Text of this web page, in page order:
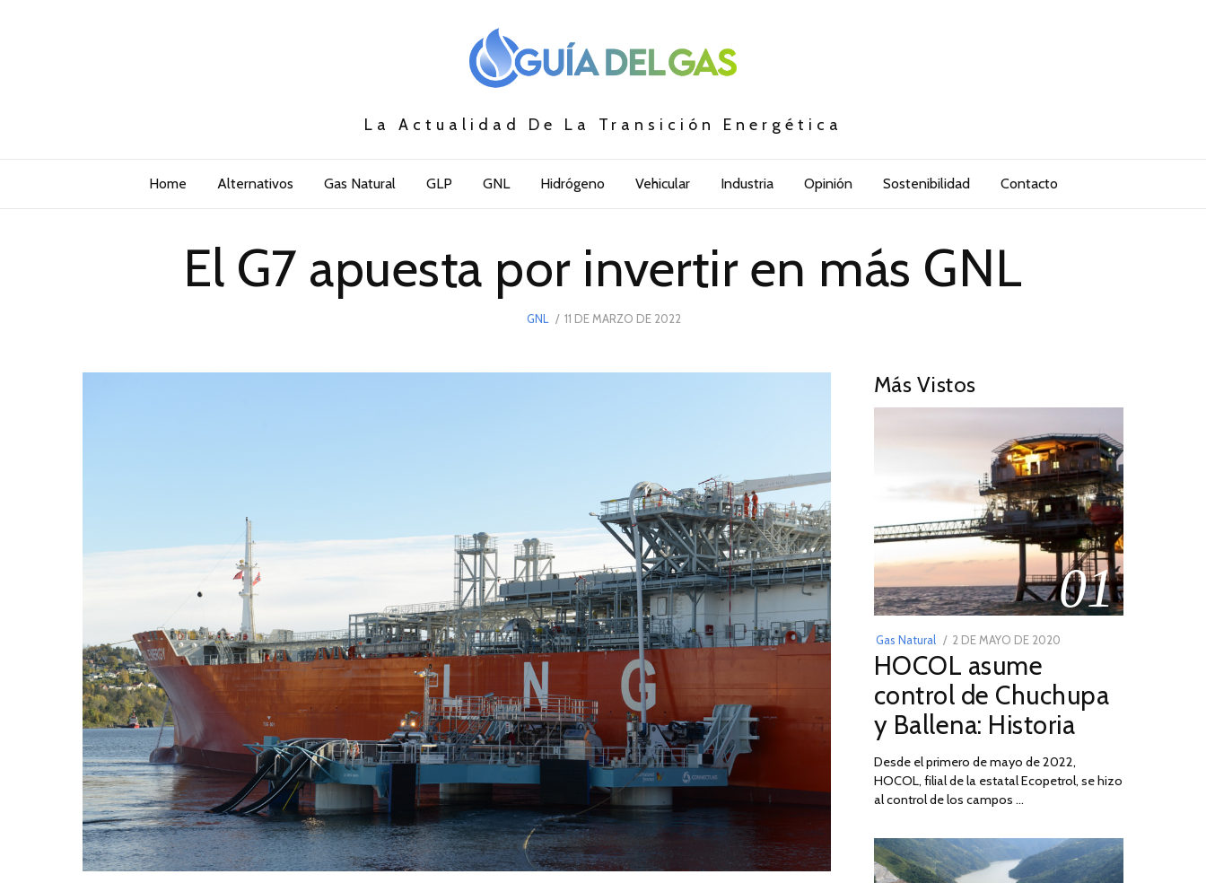
La Actualidad De La Transición Energética
Home Alternativos Gas Natural GLP GNL Hidrógeno Vehicular Industria Opinión Sostenibilidad Contacto
El G7 apuesta por invertir en más GNL
GNL
POSTED
11 DE MARZO DE 2022
Más Vistos
01
Gas Natural
POSTED
ON
2 DE MAYO DE 2020
DE
2026
HOCOL asume
control de Chuchupa
y Ballena: Historia
Desde el primero de mayo de 2022,
HOCOL, filial de la estatal Ecopetrol, se hizo
al control de los campos …